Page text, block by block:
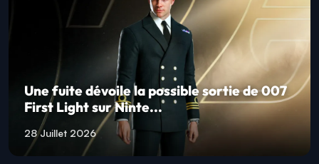
Une fuite dévoile la possible sortie de 007
First Light sur Ninte...
28 Juillet 2026